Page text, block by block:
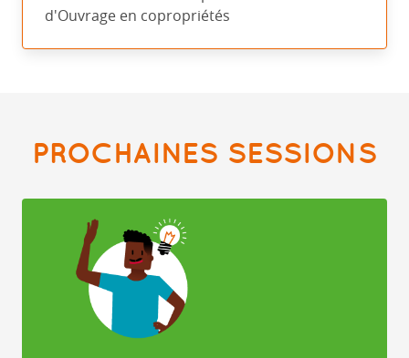
d'Ouvrage en copropriétés
PROCHAINES SESSIONS